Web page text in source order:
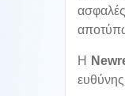
Η